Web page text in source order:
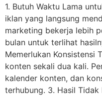
1. Butuh Waktu Lama
iklan yang langsung
marketing bekerja lebih
bulan untuk terlihat
Memerlukan Konsistensi
konten sekali dua kali.
kalender konten, dan
terhubung. 3. Hasil Tidak